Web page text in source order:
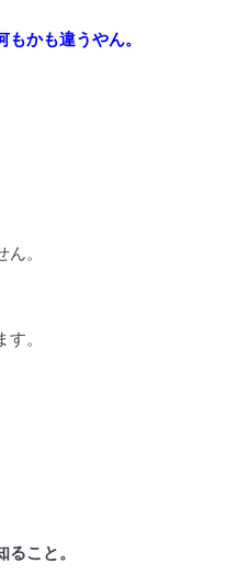
かも違うやん。
。
。
こと。